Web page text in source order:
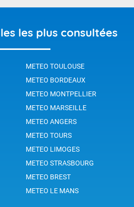
les plus consultées
METEO TOULOUSE
METEO BORDEAUX
METEO MONTPELLIER
METEO MARSEILLE
METEO ANGERS
METEO TOURS
METEO LIMOGES
METEO STRASBOURG
METEO BREST
METEO LE MANS